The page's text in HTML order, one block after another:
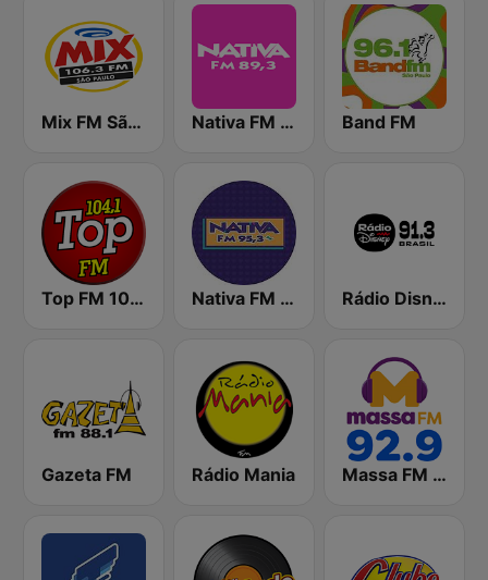
Mix FM São Paulo Nativa FM Campinas Band FM
Top FM 104.1 Nativa FM - São Paulo Rádio Disney
Gazeta FM Rádio Mania Massa FM 92.9 - São Paulo